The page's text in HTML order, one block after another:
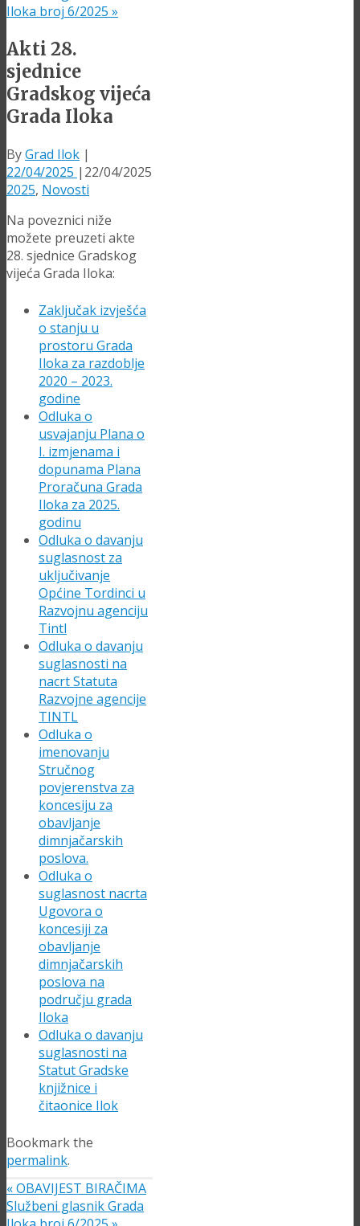
Iloka broj 6/2025 »
Akti 28.
sjednice
Gradskog vijeća
Grada Iloka
ByGrad Ilok |
22/04/2025 | 22/04/2025
2025, Novosti
Na poveznici niže
možete preuzeti akte
28. sjednice Gradskog
vijeća Grada Iloka:
Zaključak izvješća
o stanju u
prostoru Grada
Iloka za razdoblje
2020 – 2023.
godine
Odluka o
usvajanju Plana o
I. izmjenama i
dopunama Plana
Proračuna Grada
Iloka za 2025.
godinu
Odluka o davanju
suglasnost za
uključivanje
Općine Tordinci u
Razvojnu agenciju
Tintl
Odluka o davanju
suglasnosti na
nacrt Statuta
Razvojne agencije
TINTL
Odluka o
imenovanju
Stručnog
povjerenstva za
koncesiju za
obavljanje
dimnjačarskih
poslova.
Odluka o
suglasnost nacrta
Ugovora o
koncesiji za
obavljanje
dimnjačarskih
poslova na
području grada
Iloka
Odluka o davanju
suglasnosti na
Statut Gradske
knjižnice i
čitaonice Ilok
Bookmark the
permalink.
«OBAVIJEST BIRAČIMA
Službeni glasnik Grada